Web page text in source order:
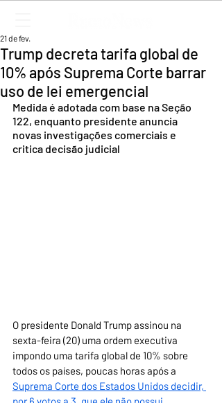
Trump decreta tarifa global de
10% após Suprema Corte barrar
uso de lei emergencial
21 de fev.
Medida é adotada com base na Seção
122, enquanto presidente anuncia
novas investigações comerciais e
critica decisão judicial
O presidente Donald Trump assinou na
sexta-feira (20) uma ordem executiva
impondo uma tarifa global de 10% sobre
todos os países, poucas horas após a
Suprema Corte dos Estados Unidos decidir,